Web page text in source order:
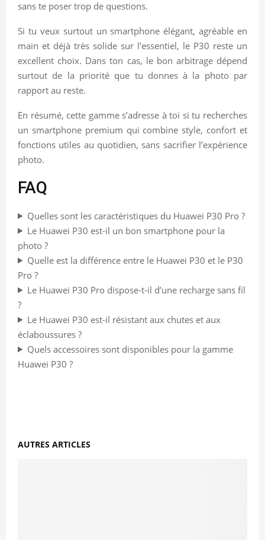
sans te poser trop de questions.
Si tu veux surtout un smartphone élégant, agréable en
main et déjà très solide sur l’essentiel, le P30 reste un
excellent choix. Dans ton cas, le bon arbitrage dépend
surtout de la priorité que tu donnes à la photo par
rapport au reste.
En résumé, cette gamme s’adresse à toi si tu recherches
un smartphone premium qui combine style, confort et
fonctions utiles au quotidien, sans sacrifier l’expérience
photo.
FAQ
Quelles sont les caractéristiques du Huawei P30 Pro ?
Le Huawei P30 est-il un bon smartphone pour la
photo ?
Quelle est la différence entre le Huawei P30 et le P30
Pro ?
Le Huawei P30 Pro dispose-t-il d’une recharge sans fil
?
Le Huawei P30 est-il résistant aux chutes et aux
éclaboussures ?
Quels accessoires sont disponibles pour la gamme
Huawei P30 ?
AUTRES ARTICLES